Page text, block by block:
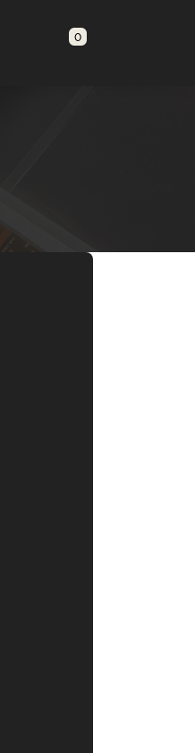
0